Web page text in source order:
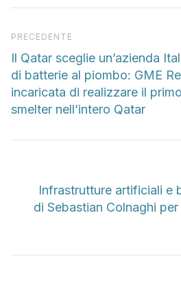
Articolo precedente
PRECEDENTE
Il Qatar sceglie un’azienda
di batterie al piombo: GME
incaricata di realizzare il
smelter nell’intero Qatar
Infrastrutture artificiali e
di Sebastian Colnaghi